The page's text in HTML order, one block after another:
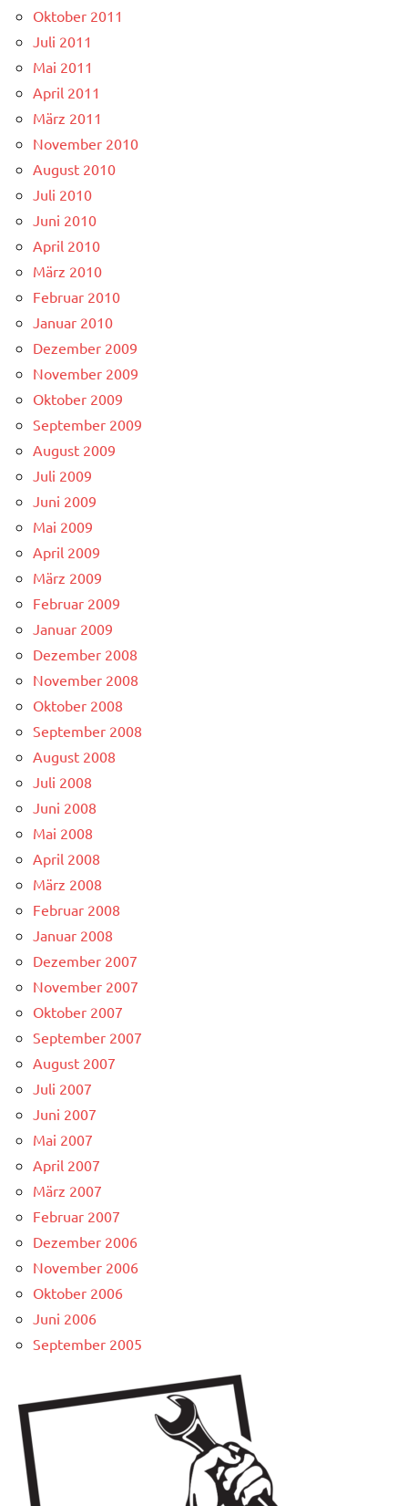
Oktober 2011
Juli 2011
Mai 2011
April 2011
März 2011
November 2010
August 2010
Juli 2010
Juni 2010
April 2010
März 2010
Februar 2010
Januar 2010
Dezember 2009
November 2009
Oktober 2009
September 2009
August 2009
Juli 2009
Juni 2009
Mai 2009
April 2009
März 2009
Februar 2009
Januar 2009
Dezember 2008
November 2008
Oktober 2008
September 2008
August 2008
Juli 2008
Juni 2008
Mai 2008
April 2008
März 2008
Februar 2008
Januar 2008
Dezember 2007
November 2007
Oktober 2007
September 2007
August 2007
Juli 2007
Juni 2007
Mai 2007
April 2007
März 2007
Februar 2007
Dezember 2006
November 2006
Oktober 2006
Juni 2006
September 2005